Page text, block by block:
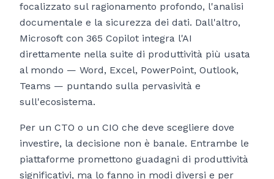
focalizzato sul ragionamento profondo, l'analisi
documentale e la sicurezza dei dati. Dall'altro,
Microsoft con 365 Copilot integra l'AI
direttamente nella suite di produttività più usata
al mondo — Word, Excel, PowerPoint, Outlook,
Teams — puntando sulla pervasività e
sull'ecosistema.
Per un CTO o un CIO che deve scegliere dove
investire, la decisione non è banale. Entrambe le
piattaforme promettono guadagni di produttività
significativi, ma lo fanno in modi diversi e per